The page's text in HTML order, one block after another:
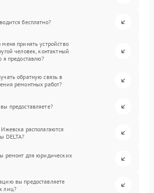
бесплатно?
принять устройство
человек, контактный
я предоставлю?
обратную связь в
ремонтных работ?
предоставляете?
располагаются
DELTA?
ремонт для юридических
вы предоставляете
лиц?